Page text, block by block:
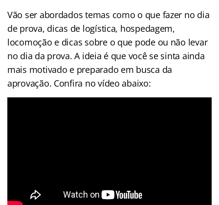
Vão ser abordados temas como o que fazer no dia
de prova, dicas de logística, hospedagem,
locomoção e dicas sobre o que pode ou não levar
no dia da prova. A ideia é que você se sinta ainda
mais motivado e preparado em busca da
aprovação. Confira no vídeo abaixo: